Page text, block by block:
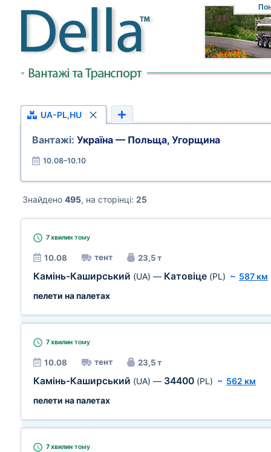
UA-PL,HU
Вантажі: Україна — Польща, Угорщина
10.08–10.10
Знайдено 495, на сторінці: 25
7 хвилин тому
10.08 тент 23,5 т
Камінь-Каширський (UA) — Катовіце (PL) ~ 587 км
пелети на палетах
7 хвилин тому
10.08 тент 23,5 т
Камінь-Каширський (UA) — 34400 (PL) ~ 562 км
пелети на палетах
7 хвилин тому